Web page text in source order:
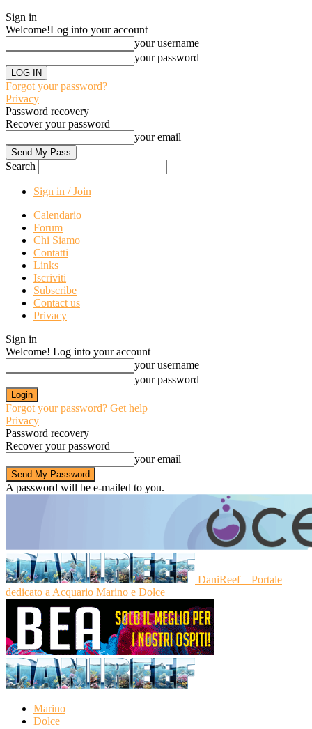
Sign in
Welcome!Log into your account
your username
your password
Forgot your password?
Privacy
Password recovery
Recover your password
your email
Search
Sign in / Join
Calendario
Forum
Chi Siamo
Contatti
Links
Iscriviti
Subscribe
Contact us
Privacy
Sign in
Welcome! Log into your account
your username
your password
Forgot your password? Get help
Privacy
Password recovery
Recover your password
your email
A password will be e-mailed to you.
DaniReef – Portale
dedicato a Acquario Marino e Dolce
Marino
Dolce